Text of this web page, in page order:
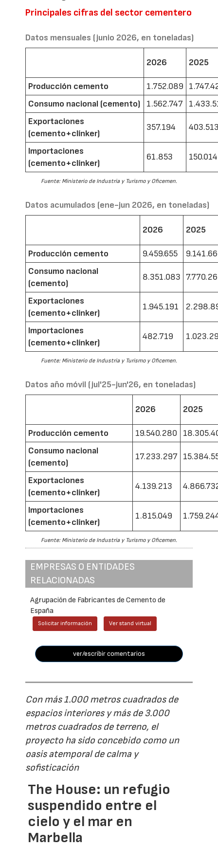
Principales cifras del sector cementero
Datos mensuales (junio 2026, en toneladas)
2026 2025
Producción cemento 1.752.089
Consumo nacional (cemento)
1.562.747
Exportaciones
(cemento+clínker)
357.194
Importaciones
(cemento+clínker)
61.853 150.014
Fuente: Ministerio de Industria y Turismo y Oficemen.
Datos acumulados (ene-jun 2026, en toneladas)
2026 2025
Producción cemento 9.459.655
Consumo nacional
(cemento)
8.351.083
Exportaciones
(cemento+clínker)
1.945.191
Importaciones
(cemento+clínker)
482.719
Fuente: Ministerio de Industria y Turismo y Oficemen.
Datos año móvil (jul'25-jun'26, en toneladas)
2026 2025
Producción cemento 19.540.280
Consumo nacional
(cemento)
17.233.297
Exportaciones
(cemento+clínker)
4.139.213
Importaciones
(cemento+clínker)
1.815.049
Fuente: Ministerio de Industria y Turismo y Oficemen.
EMPRESAS O ENTIDADES
RELACIONADAS
Agrupación de Fabricantes de Cemento de
España
Solicitar información Ver stand virtual
ver/escribir comentarios
Con más 1.000 metros cuadrados de
espacios interiores y más de 3.000
metros cuadrados de terreno, el
proyecto ha sido concebido como un
oasis atemporal de calma y
sofisticación
The House: un refugio
suspendido entre el
cielo y el mar en
Marbella